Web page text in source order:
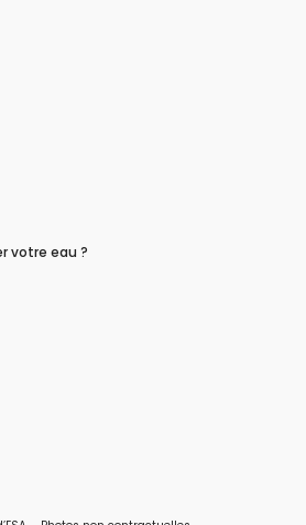
votre eau ?